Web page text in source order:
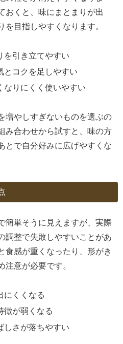
おくと、味にまとまりが出
目指しやすくなります。
を引き立てやすい
とコクを足しやすい
なりにくく使いやすい
増やしすぎないものを選ぶの
み合わせから試すと、味の方
とで自分好みに広げやすくな
簡単そうに見えますが、実際
調整で失敗しやすいことがあ
食感が重くなったり、形がき
注意が必要です。
にくくなる
徴が弱くなる
しさが落ちやすい